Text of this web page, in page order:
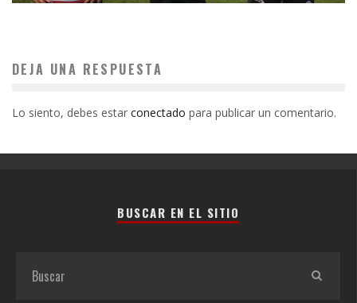
DEJA UNA RESPUESTA
Lo siento, debes estar conectado para publicar un comentario.
BUSCAR EN EL SITIO